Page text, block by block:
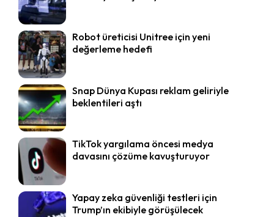
Robot üreticisi Unitree için yeni
değerleme hedefi
Snap Dünya Kupası reklam geliriyle
beklentileri aştı
TikTok yargılama öncesi medya
davasını çözüme kavuşturuyor
Yapay zeka güvenliği testleri için
Trump’ın ekibiyle görüşülecek